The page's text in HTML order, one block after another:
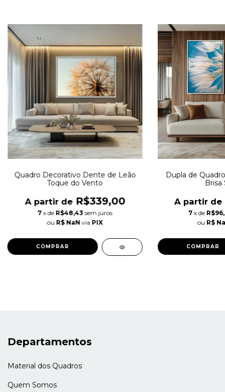
Quadro Decorativo Dente de Leão
Toque do Vento
A partir deR$339,00
7 x de R$48,43 sem juros
ou R$ NaN via PIX
COMPRAR
Dupla de
Brisa
A partir de
7 x de
ou R$
COMPRAR
Departamentos
Material dos Quadros
Quem Somos